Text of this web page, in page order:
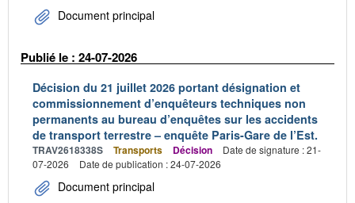
Document principal
Publié le : 24-07-2026
Décision du 21 juillet 2026 portant désignation et
commissionnement d’enquêteurs techniques non
permanents au bureau d’enquêtes sur les accidents
de transport terrestre – enquête Paris-Gare de l’Est.
TRAV2618338S Transports Décision
Date de signature : 21-
07-2026
Date de publication : 24-07-2026
Document principal